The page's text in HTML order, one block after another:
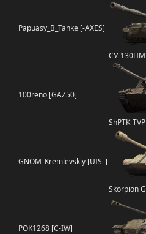
Papuasy_B_Tanke [-AXES]
СУ-130ПМ
100reno [GAZ50]
ShPTK-TVP
GNOM_Kremlevskiy [UIS_]
Skorpion G
POK1268 [C-IW]